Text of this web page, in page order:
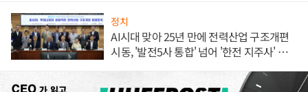
정치
AI시대 맞아 25년 만에 전력산업 구조개편
시동, '발전5사 통합' 넘어 '한전 지주사' 재편